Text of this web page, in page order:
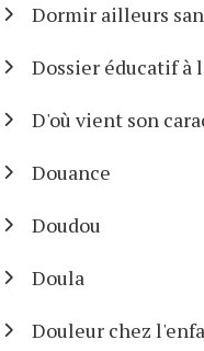
Dormir ailleurs
Dossier éducatif à
D'où vient son
Douance
Doudou
Doula
Douleur chez